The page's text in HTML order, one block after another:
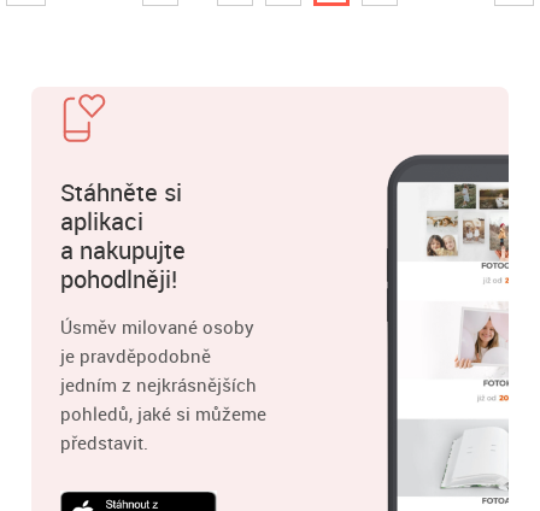
Stáhněte si
aplikaci
a nakupujte
pohodlněji!
Úsměv milované osoby
je pravděpodobně
jedním z nejkrásnějších
pohledů, jaké si můžeme
představit.